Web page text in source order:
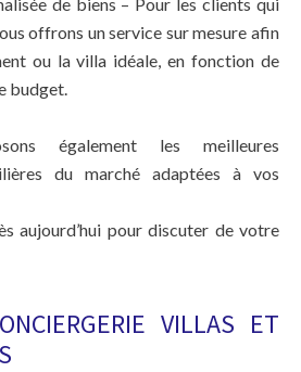
offrons un service sur mesure afin
ou la villa idéale, en fonction de
budget.
également les meilleures
du marché adaptées à vos
aujourd’hui pour discuter de votre
VILLAS ET